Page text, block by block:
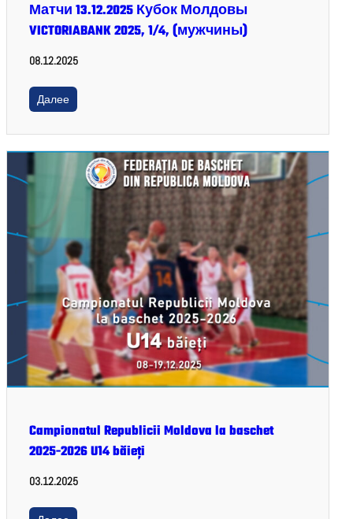
Матчи 13.12.2025 Кубок Молдовы
VICTORIABANK 2025, 1/4, (мужчины)
08.12.2025
Далее
Campionatul Republicii Moldova la baschet
2025-2026 U14 băieți
03.12.2025